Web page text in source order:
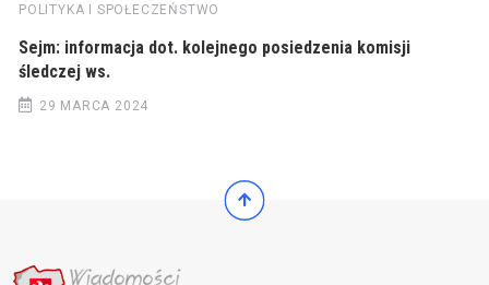
POLITYKA I SPOŁECZEŃSTWO
Sejm: informacja dot. kolejnego posiedzenia komisji
śledczej ws.
29 MARCA 2024